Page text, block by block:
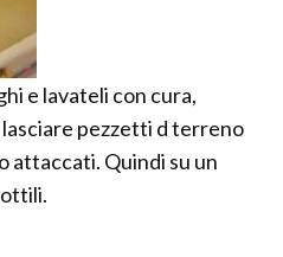
e lavateli con cura,
pezzetti d terreno
attaccati. Quindi su un